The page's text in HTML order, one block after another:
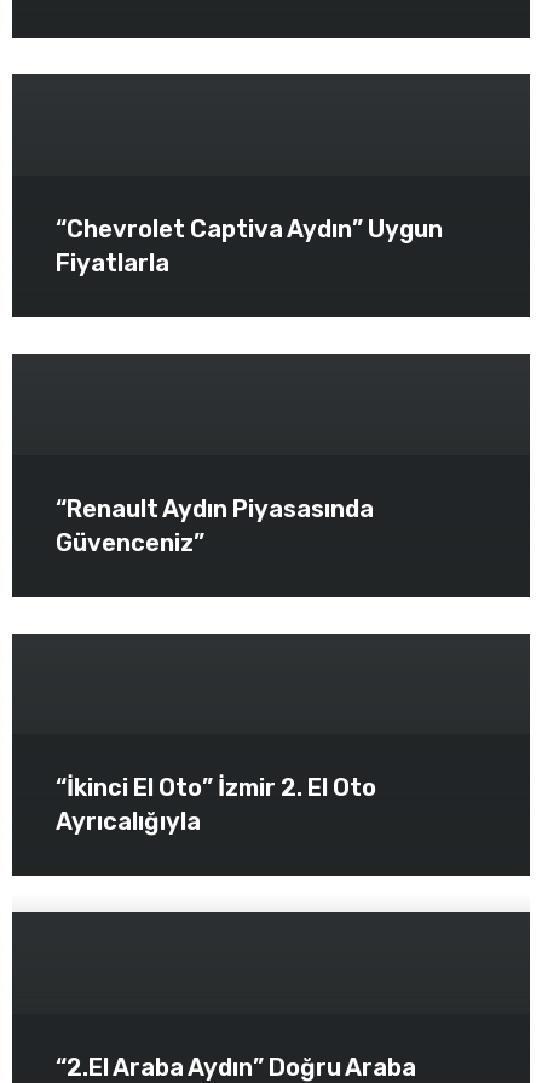
“Chevrolet Captiva Aydın” Uygun
Fiyatlarla
“Renault Aydın Piyasasında
Güvenceniz”
“İkinci El Oto” İzmir 2. El Oto
Ayrıcalığıyla
“2.El Araba Aydın” Doğru Araba